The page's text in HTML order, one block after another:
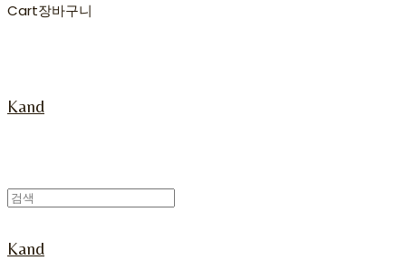
Cart장바구니
Kand
Kand